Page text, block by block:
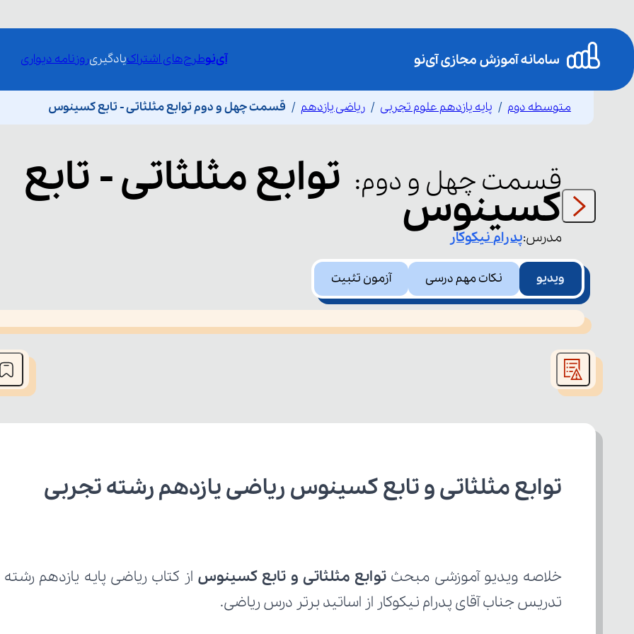
آی‌نوطرح‌های اشتراکیادگیریروزنامه دیواری
متوسطه دوم پایه یازدهم علوم تجربی ریاضی یازدهم قسمت چهل و دوم توابع مثلثاتی - تابع کسینوس
قسمتچهل و دوم: توابع مثلثاتی - تابع
کسینوس
مدرس:پدرامنیکوکار
ویدیو نکات مهم درسی آزمون تثبیت
This
is
window.
توابع مثلثاتی و تابع کسینوس ریاضی یازدهم رشته تجربی
خلاصه ویدیو آموزشی مبحث توابع مثلثاتی و تابع کسینوس
تدریس جناب آقای پدرام نیکوکار از اساتید برتر درس ریاضی.